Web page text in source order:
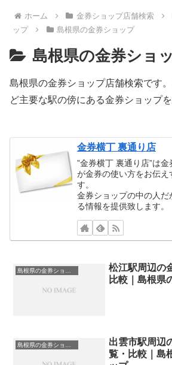
ホーム 金券ショップ店舗検索
ップ
島根県の金券ショップ
島根県の金券ショ
島根県の金券ショップ店舗検索です
ど主要な駅の傍にある金券ショップを
金券横丁 裏通り店
”金券横丁 裏通り店”は金
が金券の使い方をお伝
す。
金券ショップの中の人だ
る情報を提供致します。
松江駅周辺の
比較｜島根県
出雲市駅周辺
覧・比較｜島